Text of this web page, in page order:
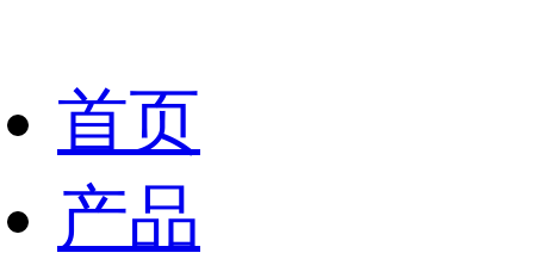
首页
产品